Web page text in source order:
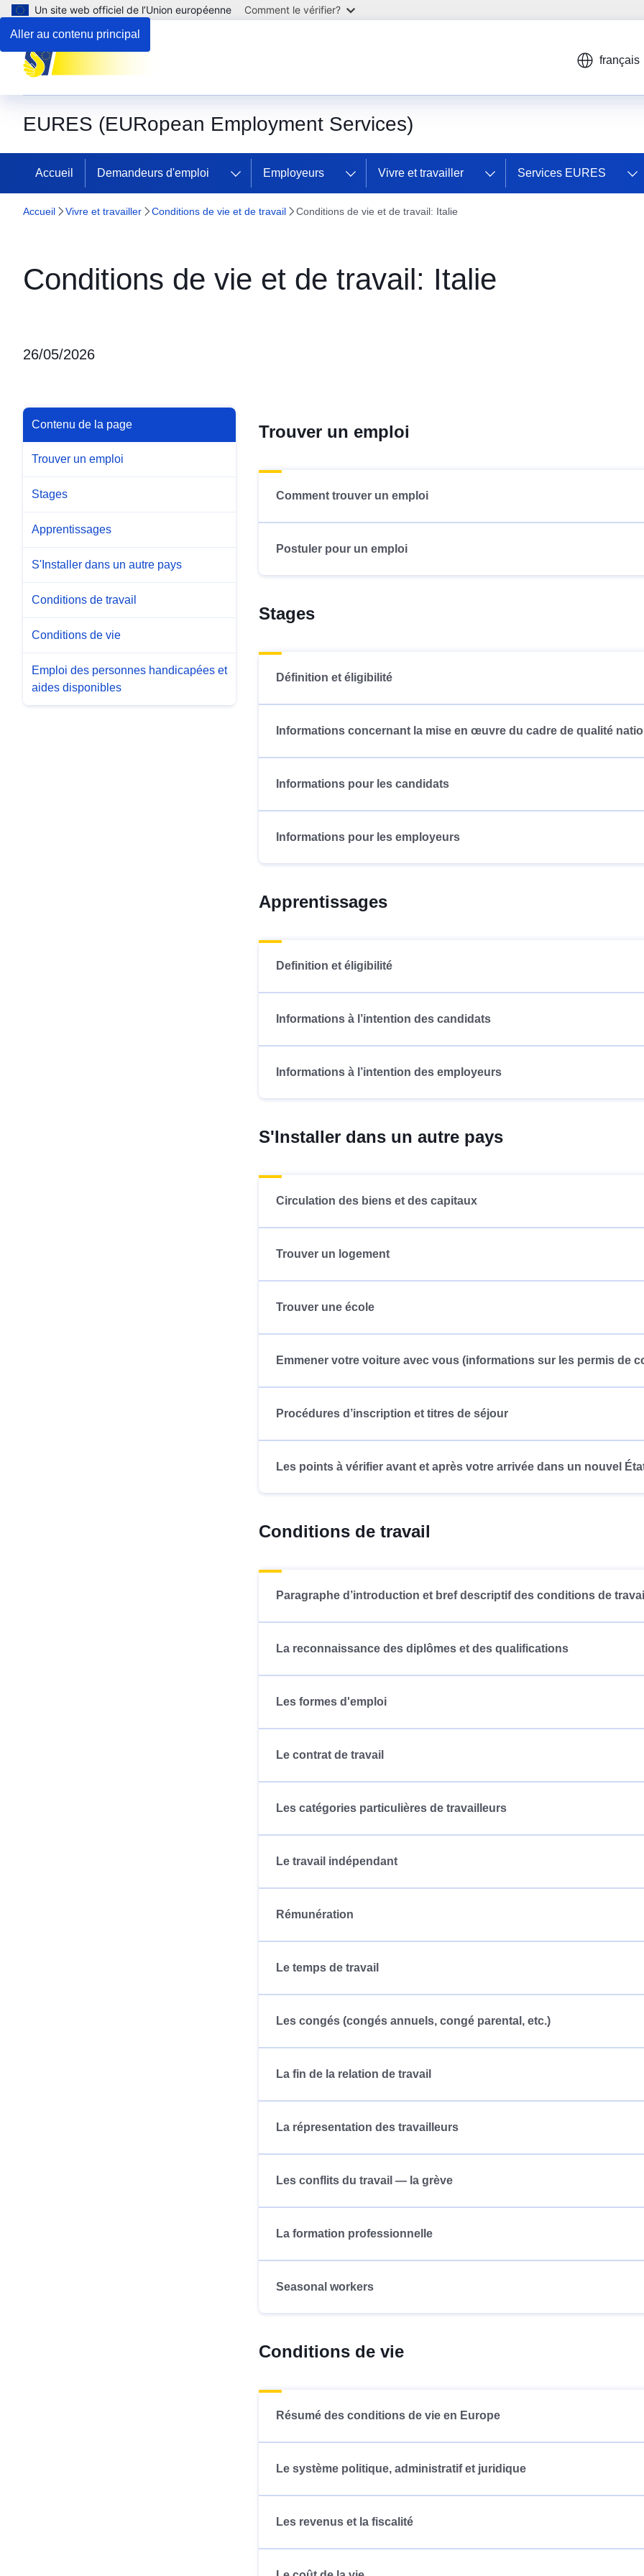
Aller au contenu principal
Un site web officiel de l’Union européenne Comment le vérifier?
français
EURES (EURopean Employment Services)
Accueil Demandeurs d'emploi Employeurs Vivre et travailler Services EURES
Accueil Vivre et travailler Conditions de vie et de travail Conditions de vie et de travail: Italie
Conditions de vie et de travail: Italie
26/05/2026
Contenu de la page
Trouver un emploi
Stages
Apprentissages
S'Installer dans un autre pays
Conditions de travail
Conditions de vie
Emploi des personnes handicapées et
aides disponibles
Trouver un emploi
Comment trouver un emploi
Postuler pour un emploi
Stages
Définition et éligibilité
Informations concernant la mise en œuvre du cadre de qualité
Informations pour les candidats
Informations pour les employeurs
Apprentissages
Definition et éligibilité
Informations à l’intention des candidats
Informations à l’intention des employeurs
S'Installer dans un autre pays
Circulation des biens et des capitaux
Trouver un logement
Trouver une école
Emmener votre voiture avec vous (informations sur les permis de
Procédures d’inscription et titres de séjour
Les points à vérifier avant et après votre arrivée dans un nouvel
Conditions de travail
Paragraphe d’introduction et bref descriptif des conditions de
La reconnaissance des diplômes et des qualifications
Les formes d'emploi
Le contrat de travail
Les catégories particulières de travailleurs
Le travail indépendant
Rémunération
Le temps de travail
Les congés (congés annuels, congé parental, etc.)
La fin de la relation de travail
La répresentation des travailleurs
Les conflits du travail — la grève
La formation professionnelle
Seasonal workers
Conditions de vie
Résumé des conditions de vie en Europe
Le système politique, administratif et juridique
Les revenus et la fiscalité